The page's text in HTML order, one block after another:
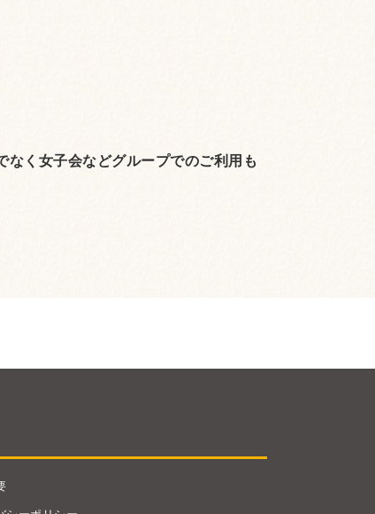
なく女子会などグループでのご利用も